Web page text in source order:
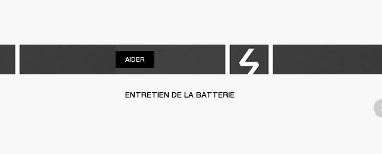
AIDERAIDER
ENTRETIEN DE LA BATTERIE